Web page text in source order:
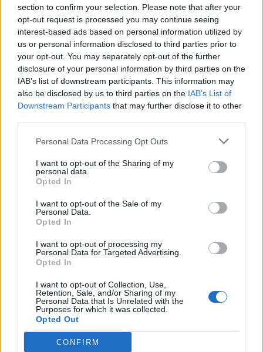
section to confirm your selection. Please note that after your
opt-out request is processed you may continue seeing
interest-based ads based on personal information utilized by
us or personal information disclosed to third parties prior to
your opt-out. You may separately opt-out of the further
disclosure of your personal information by third parties on the
IAB’s list of downstream participants. This information may
also be disclosed by us to third parties on the IAB’s List of
Downstream Participants that may further disclose it to other
Personal Data Processing Opt Outs
I want to opt-out of the Sharing of my
personal data.
Opted In
I want to opt-out of the Sale of my
Personal Data.
Opted In
I want to opt-out of processing my
Personal Data for Targeted Advertising.
Opted In
I want to opt-out of Collection, Use,
Retention, Sale, and/or Sharing of my
Personal Data that Is Unrelated with the
Purposes for which it was collected.
Opted Out
CONFIRM
Κωδικός προϊόντος:20.16.0000123Κατηγορία: Κολιέ
Μάρκα:Choice and Creation
Share:
ΠΕΡΙΓΡΑΦΉ
Περιγραφή
Χειροποίητο κολιέ σε ατσάλινη αλυσίδα και στοιχείο από
πολυμερή πηλό .
Είναι ανθεκτικό και δεν σπάει με την πτώση!